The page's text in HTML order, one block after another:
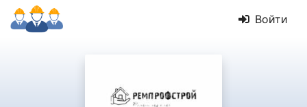
Войти